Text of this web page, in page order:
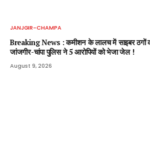
JANJGIR-CHAMPA
Breaking News : कमीशन के लालच में साइबर ठगों
जांजगीर-चांपा पुलिस ने 5 आरोपियों को भेजा जेल !
August 9, 2026